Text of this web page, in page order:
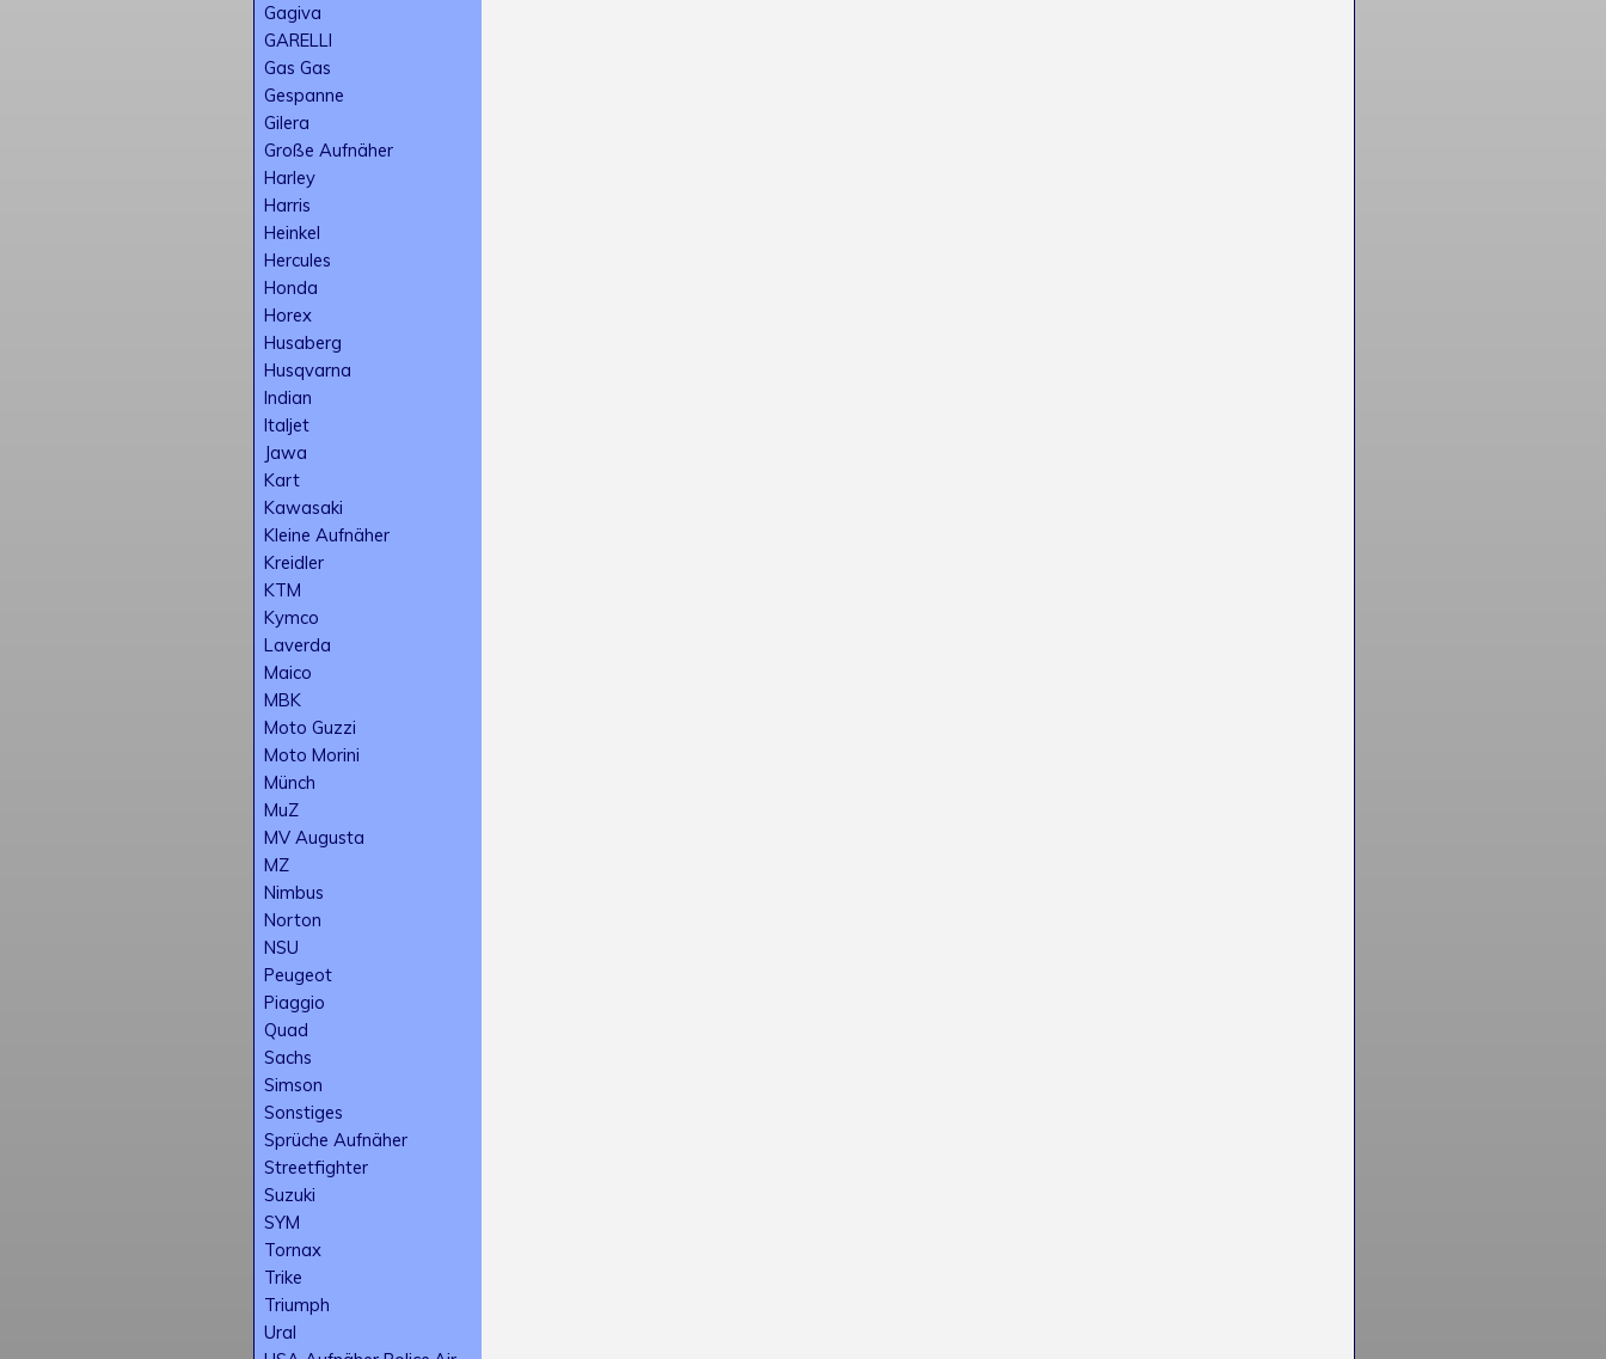
Gagiva
GARELLI
Gas Gas
Gespanne
Gilera
Große Aufnäher
Harley
Harris
Heinkel
Hercules
Honda
Horex
Husaberg
Husqvarna
Indian
Italjet
Jawa
Kart
Kawasaki
Kleine Aufnäher
Kreidler
KTM
Kymco
Laverda
Maico
MBK
Moto Guzzi
Moto Morini
Münch
MuZ
MV Augusta
MZ
Nimbus
Norton
NSU
Peugeot
Piaggio
Quad
Sachs
Simson
Sonstiges
Sprüche Aufnäher
Streetfighter
Suzuki
SYM
Tornax
Trike
Triumph
Ural